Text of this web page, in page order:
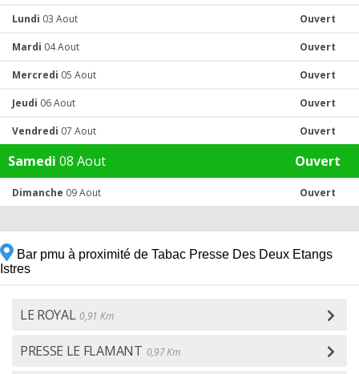
Lundi 03 Aout Ouvert
Mardi 04 Aout Ouvert
Mercredi 05 Aout Ouvert
Jeudi 06 Aout Ouvert
Vendredi 07 Aout Ouvert
Samedi 08 Aout Ouvert
Dimanche 09 Aout Ouvert
Bar pmu à proximité de Tabac Presse Des Deux Etangs
Istres
LE ROYAL 0,91 Km
PRESSE LE FLAMANT 0,97 Km